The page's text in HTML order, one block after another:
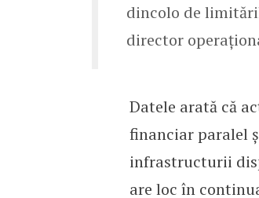
dincolo de
director
Datele arată că
financiar paralel
infrastructurii
are loc în